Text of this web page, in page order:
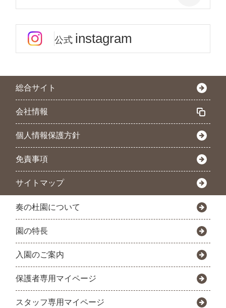
公式 instagram
総合サイト
会社情報
個人情報保護方針
免責事項
サイトマップ
奏の杜園について
園の特長
入園のご案内
保護者専用マイページ
スタッフ専用マイページ